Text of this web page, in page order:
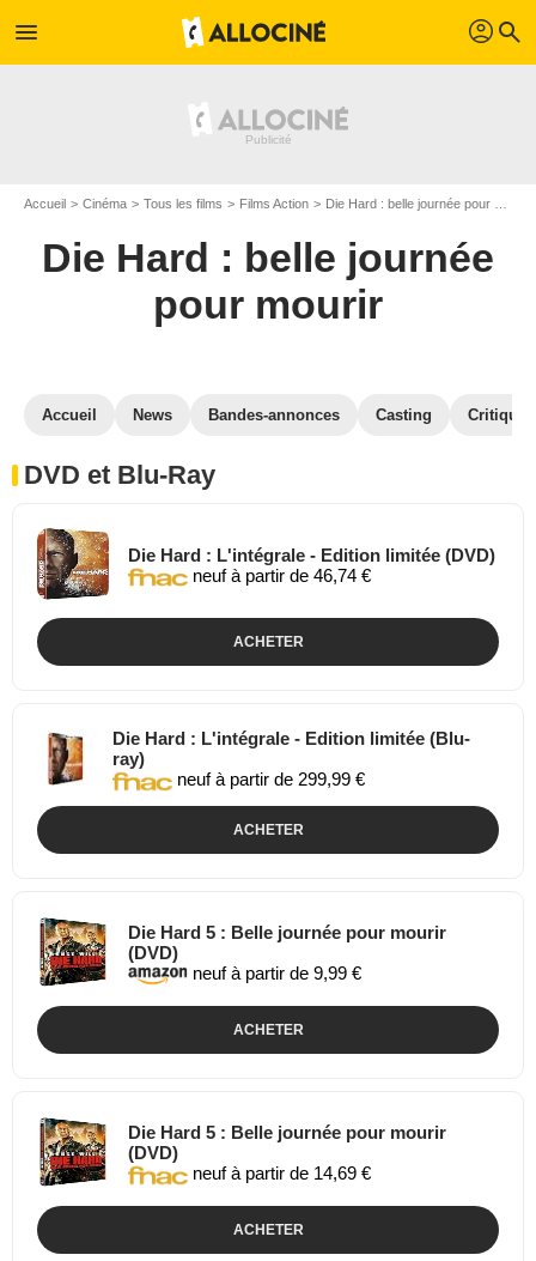
menu profil search
Accueil Cinéma Tous les films Films Action Die Hard : belle journée pour mourir
Die Hard : belle journée
pour mourir
Accueil News Bandes-annonces Casting
DVD et Blu-Ray
Die Hard : L'intégrale - Edition limitée (DVD)
neuf à partir de 46,74 €
ACHETER
Die Hard : L'intégrale - Edition limitée (Blu-
ray)
neuf à partir de 299,99 €
ACHETER
Die Hard 5 : Belle journée pour mourir
(DVD)
neuf à partir de 9,99 €
ACHETER
Die Hard 5 : Belle journée pour mourir
(DVD)
neuf à partir de 14,69 €
ACHETER